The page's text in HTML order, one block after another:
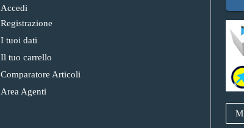
Accedi
Registrazione
I tuoi dati
Il tuo carrello
Comparatore Articoli
Area Agenti